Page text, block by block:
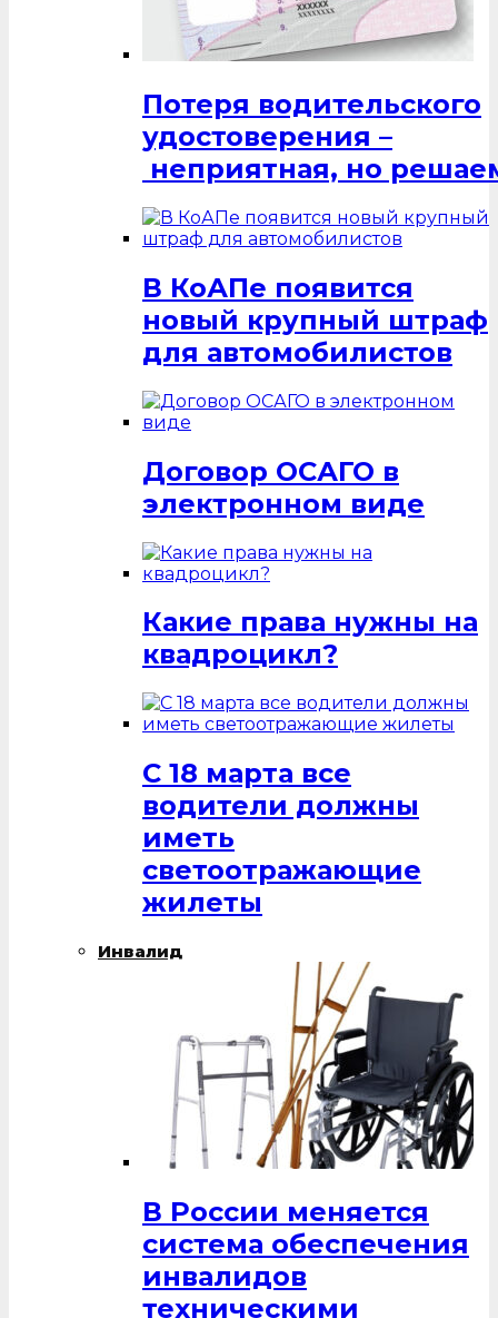
Потеря водительского
удостоверения –
неприятная, но
В КоАПе появится
новый крупный штраф
для автомобилистов
Договор ОСАГО в
электронном виде
Какие права нужны на
квадроцикл?
С 18 марта все
водители должны
иметь
светоотражающие
жилеты
Инвалид
В России меняется
система обеспечения
инвалидов
техническими